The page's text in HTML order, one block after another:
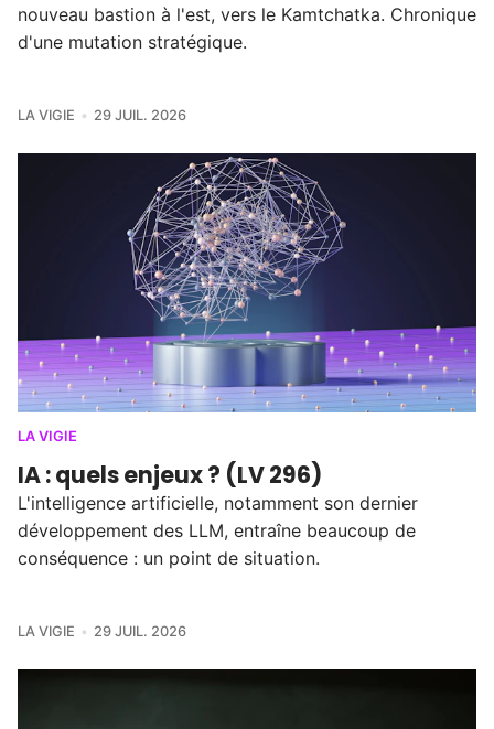
nouveau bastion à l'est, vers le Kamtchatka. Chronique
d'une mutation stratégique.
LA VIGIE 29 JUIL. 2026
LA VIGIE
IA : quels enjeux ? (LV 296)
L'intelligence artificielle, notamment son dernier
développement des LLM, entraîne beaucoup de
conséquence : un point de situation.
LA VIGIE 29 JUIL. 2026